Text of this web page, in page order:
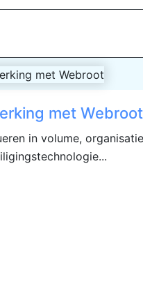
met Webroot
in volume, organisatie